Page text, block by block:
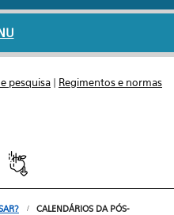
pesquisa | Regimentos e normas
CALENDÁRIOS DA PÓS-